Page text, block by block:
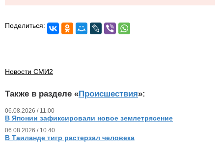
Поделиться:
Новости СМИ2
Также в разделе «Происшествия»:
06.08.2026 / 11.00
В Японии зафиксировали новое землетрясение
06.08.2026 / 10.40
В Таиланде тигр растерзал человека